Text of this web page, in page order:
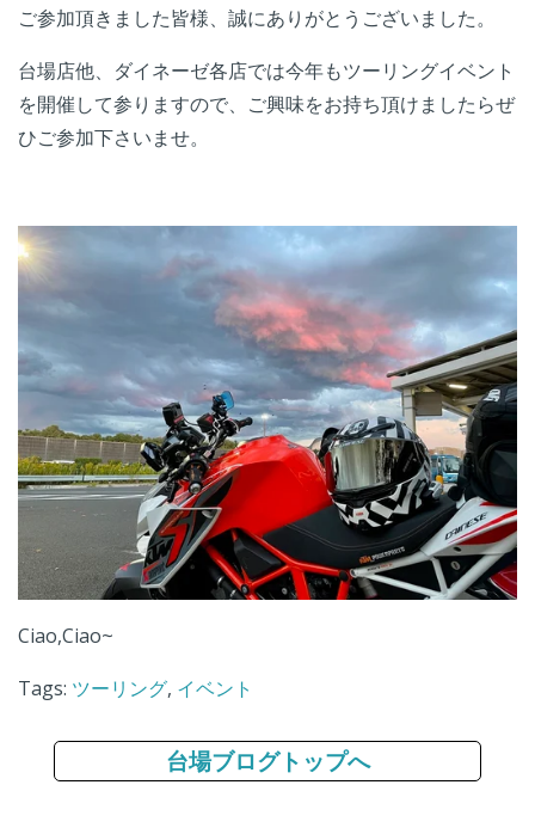
ご参加頂きました皆様、誠にありがとうございました。
台場店他、ダイネーゼ各店では今年もツーリングイベント
を開催して参りますので、ご興味をお持ち頂けましたらぜ
ひご参加下さいませ。
Ciao,Ciao~
Tags: ツーリング, イベント
台場ブログトップへ